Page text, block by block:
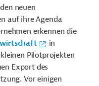
neuen
auf ihre Agenda
erkennen die
in
Pilotprojekten
Export des
Vor einigen